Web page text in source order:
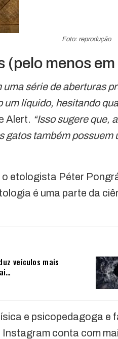
Foto: reprodução
(pelo menos
uma série de aberturas
um líquido, hesitando
Alert. “Isso sugere que,
gatos também
etologista Péter
é uma parte da
veículos mais
e psicopedagoga e
conta com